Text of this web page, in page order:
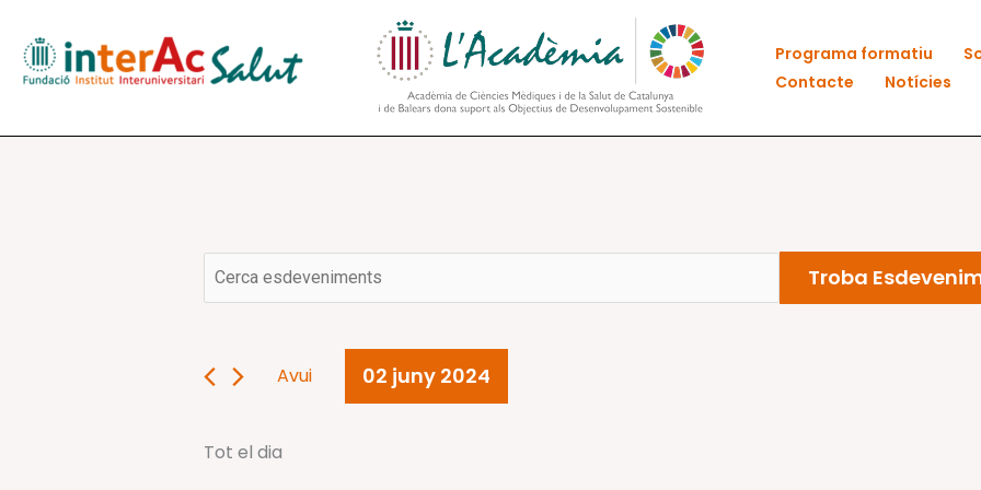
contingut
Programa formatiu
Contacte
Notícies
Esdeveniments
del
2024
Navegació
visual
i
d'Esdeveniments
Introduïu
la
clau.
Cerqueu
per
Troba
Avui 02 juny 2024
Tot el dia